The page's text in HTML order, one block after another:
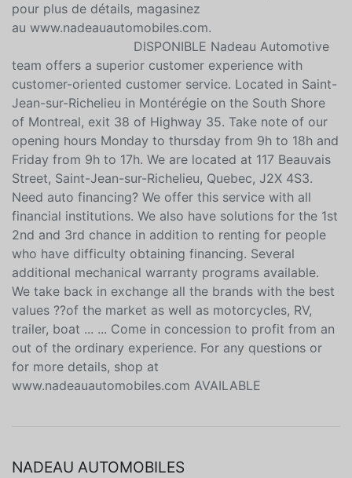
pour plus de détails, magasinez
au www.nadeauautomobiles.com.
DISPONIBLE Nadeau Automotive
team offers a superior customer experience with
customer-oriented customer service. Located in Saint-
Jean-sur-Richelieu in Montérégie on the South Shore
of Montreal, exit 38 of Highway 35. Take note of our
opening hours Monday to thursday from 9h to 18h and
Friday from 9h to 17h. We are located at 117 Beauvais
Street, Saint-Jean-sur-Richelieu, Quebec, J2X 4S3.
Need auto financing? We offer this service with all
financial institutions. We also have solutions for the 1st
2nd and 3rd chance in addition to renting for people
who have difficulty obtaining financing. Several
additional mechanical warranty programs available.
We take back in exchange all the brands with the best
values ??of the market as well as motorcycles, RV,
trailer, boat ... ... Come in concession to profit from an
out of the ordinary experience. For any questions or
for more details, shop at
www.nadeauautomobiles.com AVAILABLE
NADEAU AUTOMOBILES